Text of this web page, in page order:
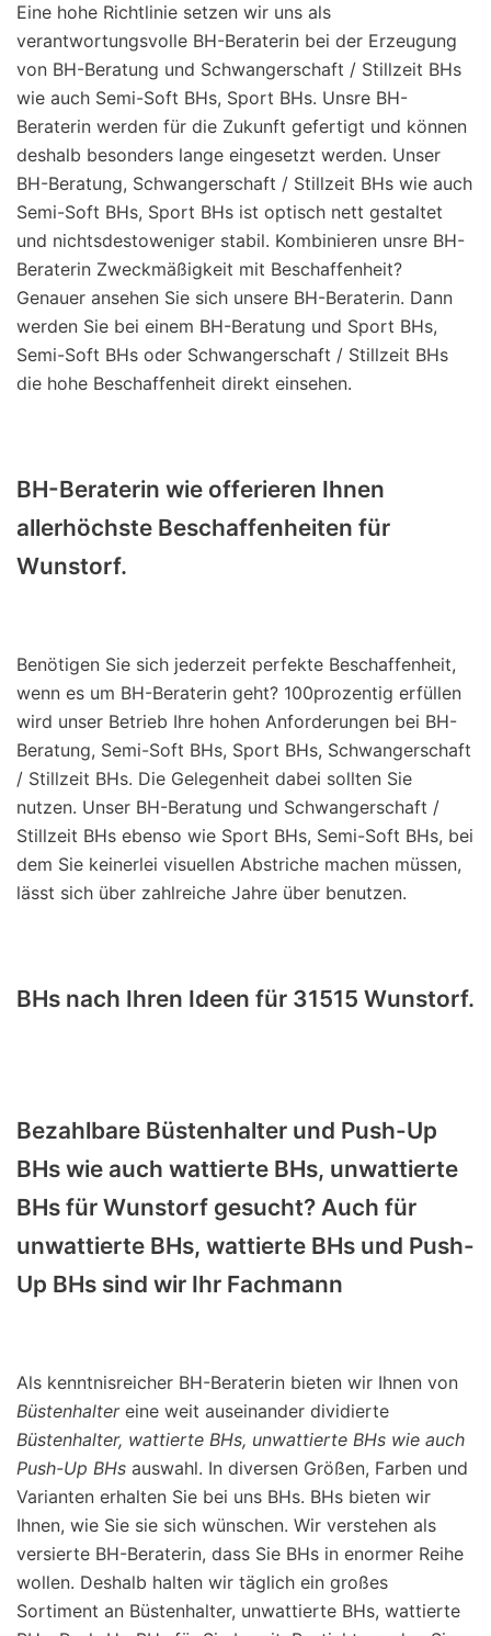
Eine hohe Richtlinie setzen wir uns als
verantwortungsvolle BH-Beraterin bei der Erzeugung
von BH-Beratung und Schwangerschaft / Stillzeit BHs
wie auch Semi-Soft BHs, Sport BHs. Unsre BH-
Beraterin werden für die Zukunft gefertigt und können
deshalb besonders lange eingesetzt werden. Unser
BH-Beratung, Schwangerschaft / Stillzeit BHs wie auch
Semi-Soft BHs, Sport BHs ist optisch nett gestaltet
und nichtsdestoweniger stabil. Kombinieren unsre BH-
Beraterin Zweckmäßigkeit mit Beschaffenheit?
Genauer ansehen Sie sich unsere BH-Beraterin. Dann
werden Sie bei einem BH-Beratung und Sport BHs,
Semi-Soft BHs oder Schwangerschaft / Stillzeit BHs
die hohe Beschaffenheit direkt einsehen.
BH-Beraterin wie offerieren Ihnen
allerhöchste Beschaffenheiten für
Wunstorf.
Benötigen Sie sich jederzeit perfekte Beschaffenheit,
wenn es um BH-Beraterin geht? 100prozentig erfüllen
wird unser Betrieb Ihre hohen Anforderungen bei BH-
Beratung, Semi-Soft BHs, Sport BHs, Schwangerschaft
/ Stillzeit BHs. Die Gelegenheit dabei sollten Sie
nutzen. Unser BH-Beratung und Schwangerschaft /
Stillzeit BHs ebenso wie Sport BHs, Semi-Soft BHs, bei
dem Sie keinerlei visuellen Abstriche machen müssen,
lässt sich über zahlreiche Jahre über benutzen.
BHs nach Ihren Ideen für 31515 Wunstorf.
Bezahlbare Büstenhalter und Push-Up
BHs wie auch wattierte BHs, unwattierte
BHs für Wunstorf gesucht? Auch für
unwattierte BHs, wattierte BHs und Push-
Up BHs sind wir Ihr Fachmann
Als kenntnisreicher BH-Beraterin bieten wir Ihnen von
Büstenhaltereine weit auseinander dividierte
Büstenhalter, wattierte BHs, unwattierte BHs wie auch
Push-Up BHs auswahl. In diversen Größen, Farben und
Varianten erhalten Sie bei uns BHs. BHs bieten wir
Ihnen, wie Sie sie sich wünschen. Wir verstehen als
versierte BH-Beraterin, dass Sie BHs in enormer Reihe
wollen. Deshalb halten wir täglich ein großes
Sortiment an Büstenhalter, unwattierte BHs, wattierte